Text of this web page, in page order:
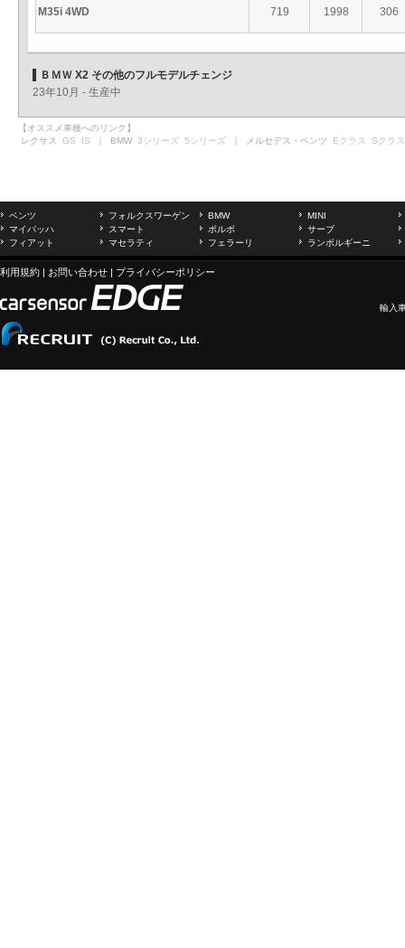
M35i 4WD 719 1998 306
ＢＭＷ X2 その他のフルモデルチェンジ
23年10月 - 生産中
【オススメ車種へのリンク】
レクサス GS IS ｜ BMW 3シリーズ 5シリーズ ｜ メルセデス・ベンツ Eクラス Sクラス
ベンツ フォルクスワーゲン BMW
MINI
マイバッハ
スマート ボルボ
サーブ
フィアット
マセラティ フェラーリ ランボルギーニ
利用規約 | お問い合わせ | プライバシーポリシー
輸入